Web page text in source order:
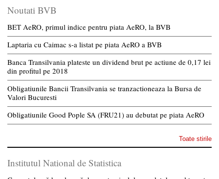
Noutati BVB
BET AeRO, primul indice pentru piata AeRO, la BVB
Laptaria cu Caimac s-a listat pe piata AeRO a BVB
Banca Transilvania plateste un dividend brut pe actiune de 0,17 lei
din profitul pe 2018
Obligatiunile Bancii Transilvania se tranzactioneaza la Bursa de
Valori Bucuresti
Obligatiunile Good Pople SA (FRU21) au debutat pe piata AeRO
Toate stirile
Institutul National de Statistica